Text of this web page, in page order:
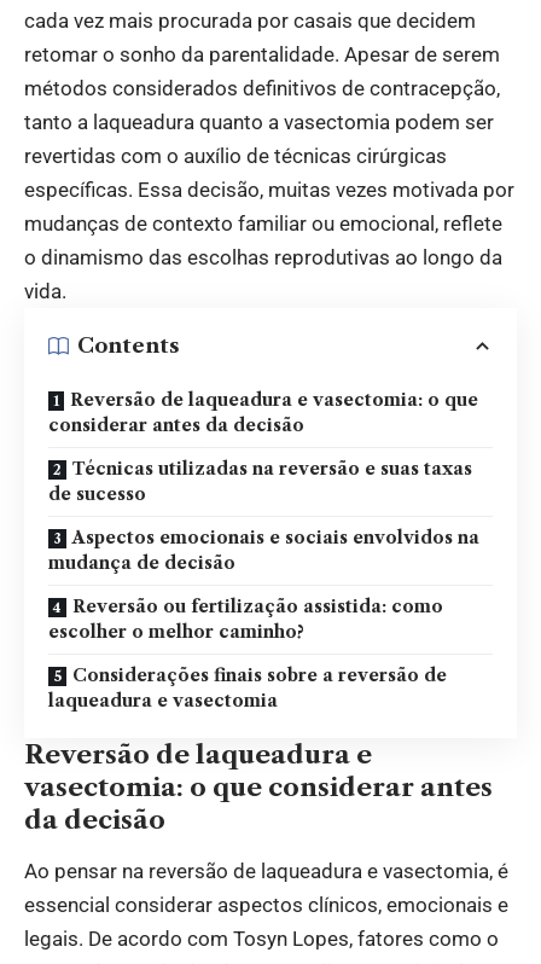
cada vez mais procurada por casais que decidem
retomar o sonho da parentalidade. Apesar de serem
métodos considerados definitivos de contracepção,
tanto a laqueadura quanto a vasectomia podem ser
revertidas com o auxílio de técnicas cirúrgicas
específicas. Essa decisão, muitas vezes motivada por
mudanças de contexto familiar ou emocional, reflete
o dinamismo das escolhas reprodutivas ao longo da
vida.
Contents
Reversão de laqueadura e vasectomia: o que
considerar antes da decisão
Técnicas utilizadas na reversão e suas taxas
de sucesso
Aspectos emocionais e sociais envolvidos na
mudança de decisão
Reversão ou fertilização assistida: como
escolher o melhor caminho?
Considerações finais sobre a reversão de
laqueadura e vasectomia
Reversão de laqueadura e
vasectomia: o que considerar antes
da decisão
Ao pensar na reversão de laqueadura e vasectomia, é
essencial considerar aspectos clínicos, emocionais e
legais. De acordo com Tosyn Lopes, fatores como o